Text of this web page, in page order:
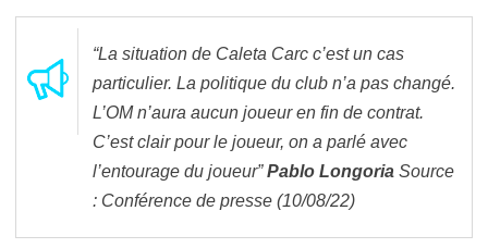
“La situation de Caleta Carc c’est un cas
particulier. La politique du club n’a pas changé.
L’OM n’aura aucun joueur en fin de contrat.
C’est clair pour le joueur, on a parlé avec
l’entourage du joueur”Pablo Longoria Source
: Conférence de presse (10/08/22)